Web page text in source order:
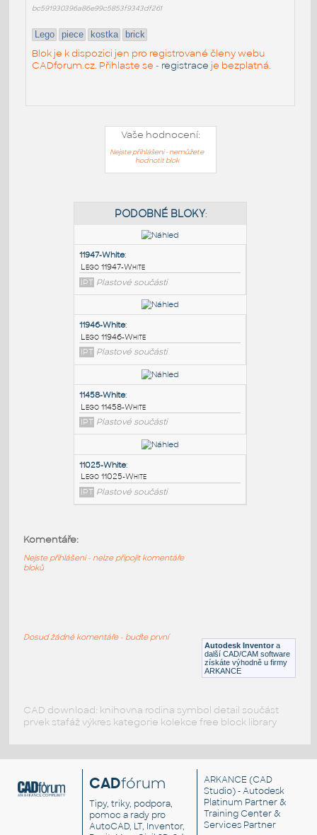
bc591930396a86e99c5853f9343df261
Lego piece kostka brick
Blok je k dispozici jen pro registrované členy webu
CADforum.cz. Přihlaste se - registrace je bezplatná.
Vaše hodnocení:
Nejste přihlášeni - nemůžete
hodnotit blok
11947-White:
Lego 11947-White
IPT Plastové součásti
11946-White:
Lego 11946-White
IPT Plastové součásti
Lego 11458-White
Lego 11025-White
Autodesk Inventor a
další CAD/CAM software
získáte výhodně u firmy
ARKANCE
Komentáře:
Nejste přihlášeni - nelze připojit komentáře
bloků
Dosud žádné komentáře - buďte první
CAD download: knihovna rodina symbol detail součást
prvek stafáž výkres kategorie kolekce free block library
CADfórum
Tipy, triky, podpora,
pomoc a rady pro
AutoCAD, LT, Inventor,
ARKANCE (CAD
Studio) - Autodesk
Platinum Partner &
Training Center &
Services Partner